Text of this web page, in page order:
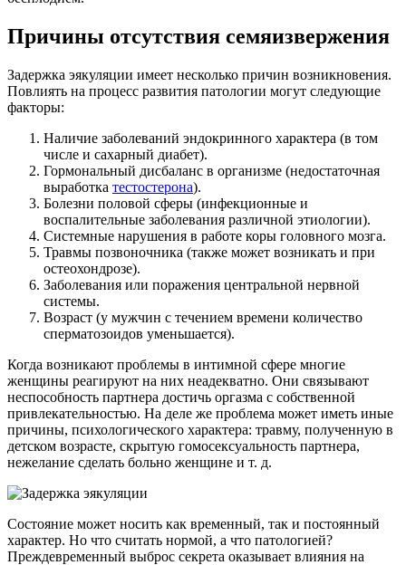
Причины отсутствия семяизвержения
Задержка эякуляции имеет несколько причин возникновения.
Повлиять на процесс развития патологии могут следующие
факторы:
Наличие заболеваний эндокринного характера (в том
числе и сахарный диабет).
Гормональный дисбаланс в организме (недостаточная
выработка тестостерона).
Болезни половой сферы (инфекционные и
воспалительные заболевания различной этиологии).
Системные нарушения в работе коры головного мозга.
Травмы позвоночника (также может возникать и при
остеохондрозе).
Заболевания или поражения центральной нервной
системы.
Возраст (у мужчин с течением времени количество
сперматозоидов уменьшается).
Когда возникают проблемы в интимной сфере многие
женщины реагируют на них неадекватно. Они связывают
неспособность партнера достичь оргазма с собственной
привлекательностью. На деле же проблема может иметь иные
причины, психологического характера: травму, полученную в
детском возрасте, скрытую гомосексуальность партнера,
нежелание сделать больно женщине и т. д.
Состояние может носить как временный, так и постоянный
характер. Но что считать нормой, а что патологией?
Преждевременный выброс секрета оказывает влияния на